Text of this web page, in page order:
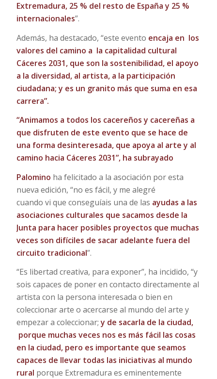
Extremadura, 25 % del resto de España y 25 %
internacionales”.
Además, ha destacado, “este evento encaja en los
valores del camino a la capitalidad cultural
Cáceres 2031, que son la sostenibilidad, el apoyo
a la diversidad, al artista, a la participación
ciudadana;y es un granito más que suma en esa
carrera”.
“Animamos a todos los cacereños y cacereñas a
que disfruten de este evento que se hace de
una forma desinteresada, que apoya al arte y al
camino hacia Cáceres 2031”, ha subrayado
Palomino ha felicitado a la asociación por esta
nueva edición, “no es fácil, y me alegré
cuando vi que conseguíais una de las ayudas a las
asociaciones culturales que sacamos desde la
Junta para hacer posibles proyectos que muchas
veces son difíciles de sacar adelante fuera del
circuito tradicional”.
“Es libertad creativa, para exponer”, ha incidido, “y
sois capaces de poner en contacto directamente al
artista con la persona interesada o bien en
coleccionar arte o acercarse al mundo del arte y
empezar a coleccionar;y de sacarla de la ciudad,
porque muchas veces nos es más fácil las cosas
en la ciudad, pero es importante que seamos
capaces de llevar todas las iniciativas al mundo
rural porque Extremadura es eminentemente